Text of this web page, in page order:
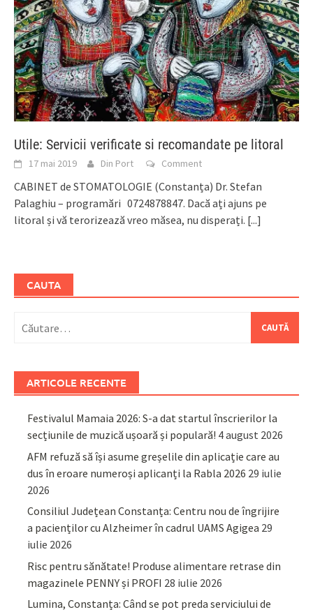
Utile: Servicii verificate si recomandate pe litoral
17 mai 2019 Din Port Comment
CABINET de STOMATOLOGIE (Constanța) Dr. Stefan
Palaghiu – programări 0724878847. Dacă ați ajuns pe
litoral și vă terorizează vreo măsea, nu disperați. [...]
CAUTA
după:
ARTICOLE RECENTE
Festivalul Mamaia 2026: S-a dat startul înscrierilor la
secțiunile de muzică ușoară și populară! 4 august 2026
AFM refuză să își asume greșelile din aplicație care au
dus în eroare numeroși aplicanți la Rabla 2026 29 iulie
2026
Consiliul Județean Constanța: Centru nou de îngrijire
a pacienților cu Alzheimer în cadrul UAMS Agigea 29
iulie 2026
Risc pentru sănătate! Produse alimentare retrase din
magazinele PENNY și PROFI 28 iulie 2026
Lumina, Constanța: Când se pot preda serviciului de